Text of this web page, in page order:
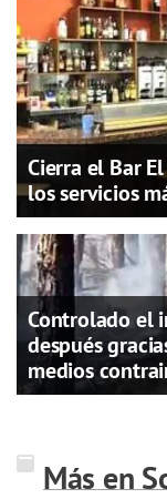
Cierra el Bar
los servicios
Controlado el
después
medios
Más en